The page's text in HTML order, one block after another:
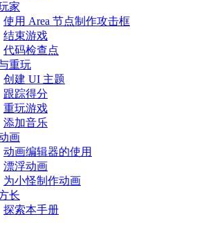
家
使用 Area 节点制作攻击框
结束游戏
代码检查点
重玩
创建 UI 主题
跟踪得分
重玩游戏
添加音乐
画
动画编辑器的使用
漂浮动画
为小怪制作动画
长
探索本手册